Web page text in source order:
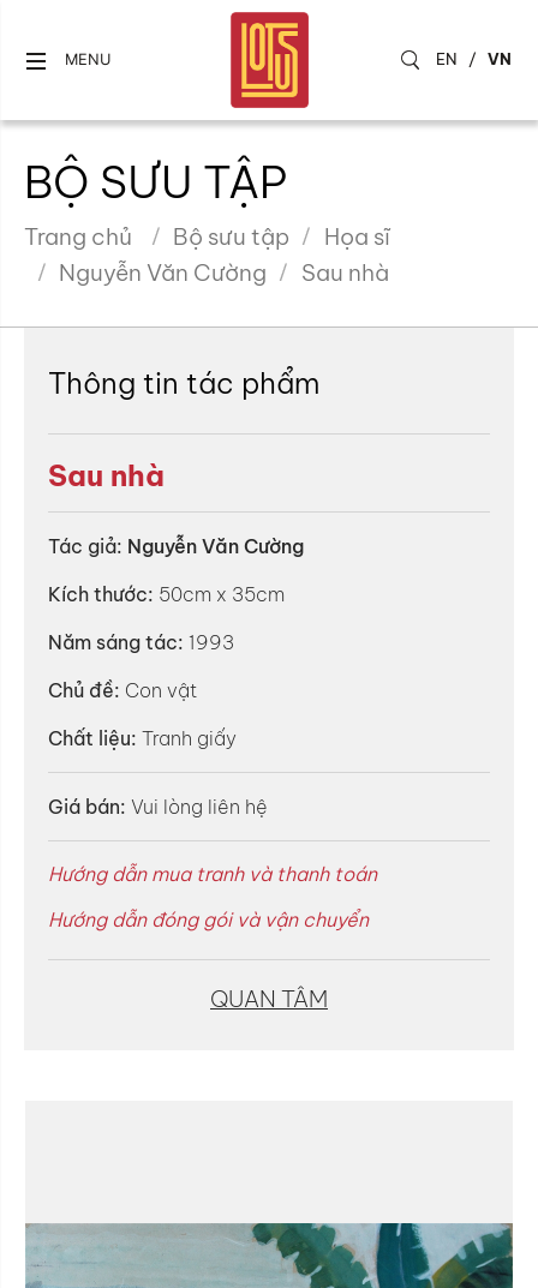
MENU EN / VN
BỘ SƯU TẬP
Trang chủ Bộ sưu tập
Họa sĩ
Nguyễn Văn Cường
Sau nhà
Thông tin tác phẩm
Sau nhà
Tác giả: Nguyễn Văn Cường
Kích thước: 50cm x 35cm
Năm sáng tác: 1993
Chủ đề: Con vật
Chất liệu: Tranh giấy
Giá bán: Vui lòng liên hệ
Hướng dẫn mua tranh và thanh toán
Hướng dẫn đóng gói và vận chuyển
QUAN TÂM